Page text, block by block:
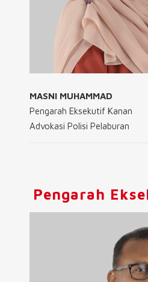
MASNI MUHAMMAD
Pengarah Eksekutif Kanan
Advokasi Polisi Pelaburan
Pengarah